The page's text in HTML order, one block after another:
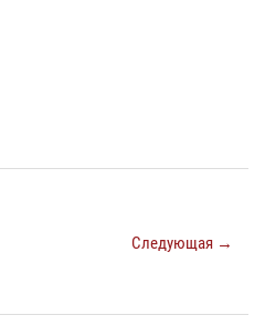
Следующая →